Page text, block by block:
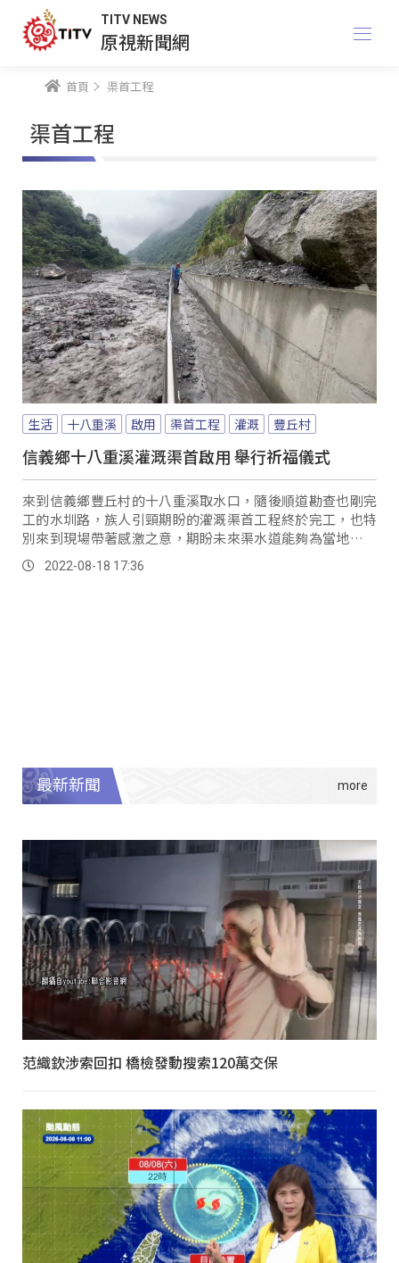
TITV NEWS
原視新聞網
首頁 渠首工程
渠首工程
生活 十八重溪 啟用 渠首工程 灌溉 豐丘村
信義鄉十八重溪灌溉渠首啟用 舉行祈福儀式
來到信義鄉豐丘村的十八重溪取水口，隨後順道勘查也剛完
工的水圳路，族人引頸期盼的灌溉渠首工程終於完工，也特
別來到現場帶著感激之意，期盼未來渠水道能夠為當地農作
帶來穩定生產。
2022-08-18 17:36
最新新聞
范織欽涉索回扣 橋檢發動搜索120萬交保